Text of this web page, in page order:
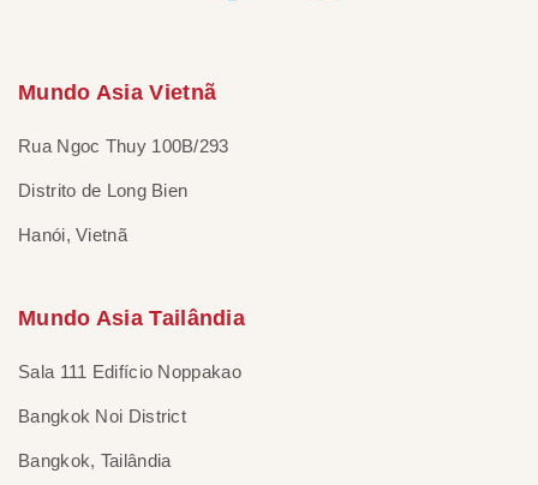
Mundo Asia Vietnã
Rua Ngoc Thuy 100B/293
Distrito de Long Bien
Hanói, Vietnã
Mundo Asia Tailândia
Sala 111 Edifício Noppakao
Bangkok Noi District
Bangkok, Tailândia